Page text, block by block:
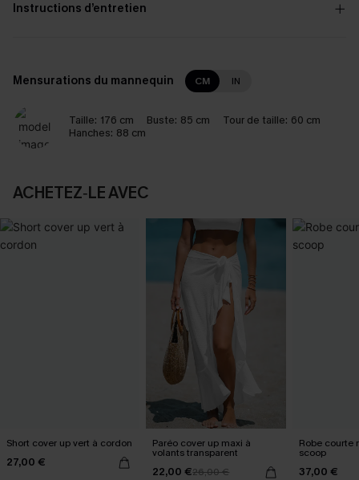
Instructions d’entretien
Mensurations du mannequin CM IN
Taille: 176 cm Buste: 85 cm Tour de taille: 60 cm
Hanches: 88 cm
ACHETEZ‑LE AVEC
Short cover up vert à cordon
27,00 €
Paréo cover up maxi à
volants transparent
22,00 €26,00 €
Robe courte
scoop
37,00 €